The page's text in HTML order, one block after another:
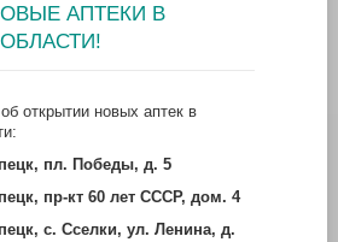
АПТЕКИ В
открытии новых аптек в
пл. Победы, д. 5
пр-кт 60 лет СССР, дом. 4
с. Сселки, ул. Ленина, д.